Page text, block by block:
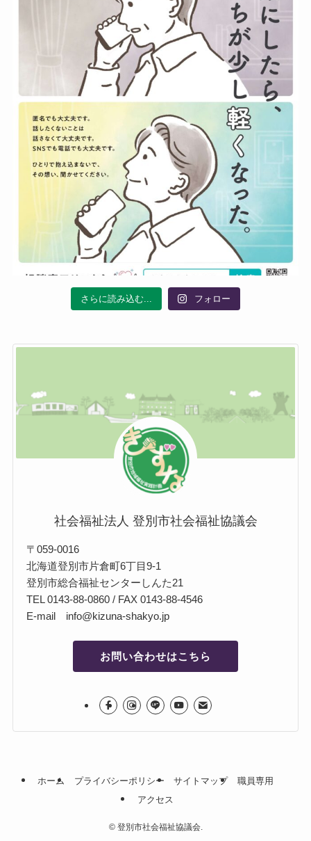
さらに読み込む... フォロー
社会福祉法人 登別市社会福祉協議会
〒059-0016
北海道登別市片倉町6丁目9-1
登別市総合福祉センターしんた21
TEL 0143-88-0860 / FAX 0143-88-4546
E-mail info@kizuna-shakyo.jp
お問い合わせはこちら
ホーム プライバシーポリシー サイトマップ
職員専用
アクセス
©登別市社会福祉協議会.